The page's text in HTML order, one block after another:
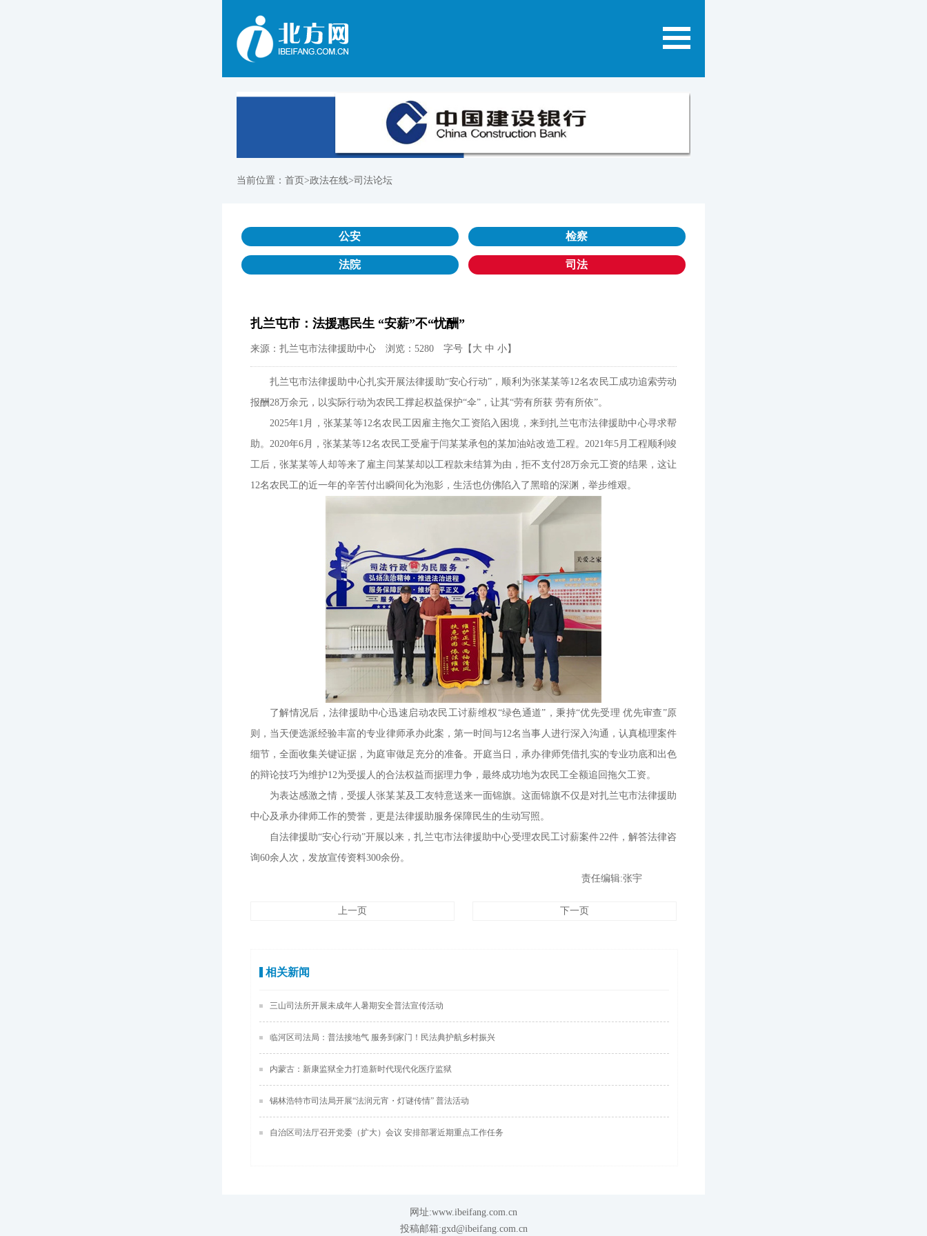
当前位置： 首页 >政法在线>司法论坛
公安 检察
法院 司法
扎兰屯市：法援惠民生 “安薪”不“忧酬”
来源：扎兰屯市法律援助中心 浏览：5280 字号【 大 中 小】
扎兰屯市法律援助中心扎实开展法律援助“安心行动”，顺利为张某某等12名农民工成功追索劳动
报酬28万余元，以实际行动为农民工撑起权益保护“伞”，让其“劳有所获 劳有所依”。
2025年1月，张某某等12名农民工因雇主拖欠工资陷入困境，来到扎兰屯市法律援助中心寻求帮
助。2020年6月，张某某等12名农民工受雇于闫某某承包的某加油站改造工程。2021年5月工程顺利竣
工后，张某某等人却等来了雇主闫某某却以工程款未结算为由，拒不支付28万余元工资的结果，这让
12名农民工的近一年的辛苦付出瞬间化为泡影，生活也仿佛陷入了黑暗的深渊，举步维艰。
了解情况后，法律援助中心迅速启动农民工讨薪维权“绿色通道”，秉持“优先受理 优先审查”原
则，当天便选派经验丰富的专业律师承办此案，第一时间与12名当事人进行深入沟通，认真梳理案件
细节，全面收集关键证据，为庭审做足充分的准备。开庭当日，承办律师凭借扎实的专业功底和出色
的辩论技巧为维护12为受援人的合法权益而据理力争，最终成功地为农民工全额追回拖欠工资。
为表达感激之情，受援人张某某及工友特意送来一面锦旗。这面锦旗不仅是对扎兰屯市法律援助
中心及承办律师工作的赞誉，更是法律援助服务保障民生的生动写照。
自法律援助“安心行动”开展以来，扎兰屯市法律援助中心受理农民工讨薪案件22件，解答法律咨
询60余人次，发放宣传资料300余份。
责任编辑:张宇
上一页 下一页
相关新闻
三山司法所开展未成年人暑期安全普法宣传活动
临河区司法局：普法接地气 服务到家门！民法典护航乡村振兴
内蒙古：新康监狱全力打造新时代现代化医疗监狱
锡林浩特市司法局开展“法润元宵・灯谜传情” 普法活动
自治区司法厅召开党委（扩大）会议 安排部署近期重点工作任务
网址:www.ibeifang.com.cn
投稿邮箱:gxd@ibeifang.com.cn